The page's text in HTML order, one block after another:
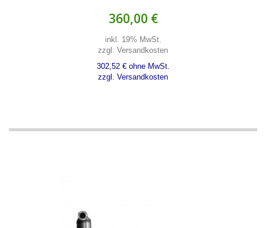
360,00 €
inkl. 19% MwSt.
zzgl. Versandkosten
302,52 € ohne MwSt.
zzgl. Versandkosten